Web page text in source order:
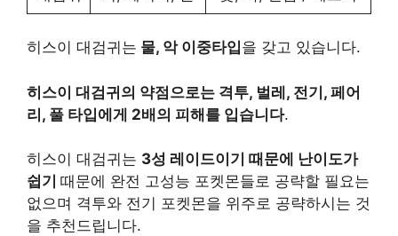
히스이 대검귀는 물, 악 이중타입을 갖고 있습니다.
히스이 대검귀의 약점으로는 격투, 벌레, 전기, 페어
리, 풀 타입에게 2배의 피해를 입습니다.
히스이 대검귀는 3성 레이드이기 때문에 난이도가
쉽기 때문에 완전 고성능 포켓몬들로 공략할 필요는
없으며 격투와 전기 포켓몬을 위주로 공략하시는 것
을 추천드립니다.